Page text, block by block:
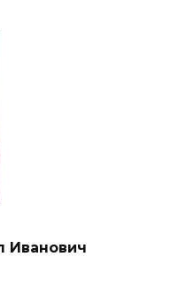
Иванович